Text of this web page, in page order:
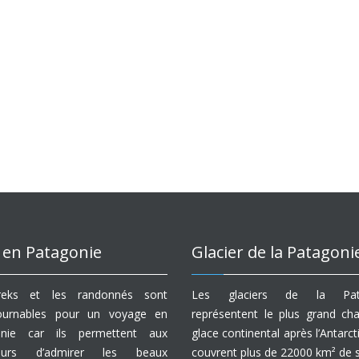
Patagonie
et les randonnés sont
pour un voyage en
car ils permettent aux
d’admirer les beaux
Glacier de la
Les glaciers de la
représentent le plus grand
glace continental après
couvrent plus de 22000 km² de